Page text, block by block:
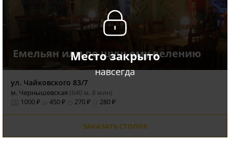
Место закрыто
навсегда
Емельян или по щучьему велению
ул. Чайковского 83/7
м. Чернышевская (640 м, 8 мин)
1000 ₽
450 ₽ 270 ₽ 280 ₽
ЗАКАЗАТЬ СТОЛИК